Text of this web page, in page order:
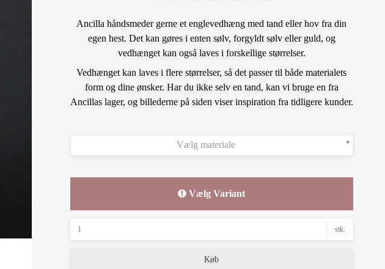
Ancilla håndsmeder gerne et englevedhæng med tand eller hov fra din
egen hest. Det kan gøres i enten sølv, forgyldt sølv eller guld, og
vedhænget kan også laves i forskellige størrelser.
Vedhænget kan laves i flere størrelser, så det passer til både materialets
form og dine ønsker. Har du ikke selv en tand, kan vi bruge en fra
Ancillas lager, og billederne på siden viser inspiration fra tidligere kunder.
Vælg materiale
Vælg Variant
stk.
Køb